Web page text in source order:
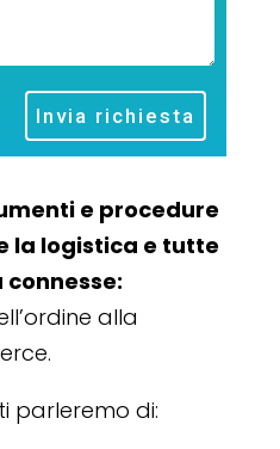
Invia richiesta
e procedure
la logistica e tutte
alla
parleremo di: